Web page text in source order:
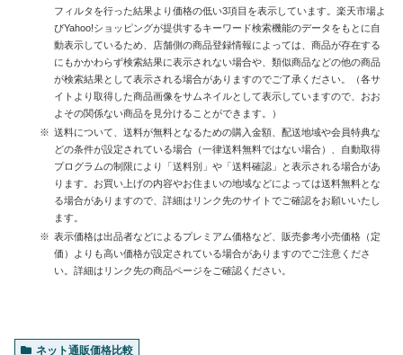
フィルタを行った結果より価格の低い3項目を表示しています。楽天市場よ
びYahoo!ショッピングが提供するキーワード検索機能のデータをもとに自
動表示しているため、店舗側の商品登録情報によっては、商品が存在する
にもかかわらず検索結果に表示されない場合や、類似商品などの他の商品
が検索結果として表示される場合がありますのでご了承ください。（各サ
イトより取得した商品画像をサムネイルとして表示していますので、おお
よその関係ない商品を見分けることができます。）
送料について、送料が無料となるための購入金額、配送地域や会員特典な
どの条件が設定されている場合（一律送料無料ではない場合）、自動取得
プログラムの制限により「送料別」や「送料確認」と表示される場合があ
ります。お買い上げの内容やお住まいの地域などによっては送料無料とな
る場合がありますので、詳細はリンク先のサイトでご確認をお願いいたし
ます。
表示価格は出品者などによるプレミアム価格など、販売参考小売価格（定
価）よりも高い価格が設定されている場合がありますのでご注意くださ
い。詳細はリンク先の商品ページをご確認ください。
ネット通販価格比較